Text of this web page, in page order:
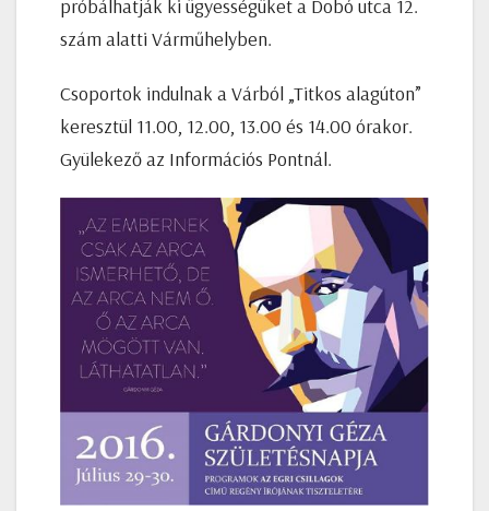
próbálhatják ki ügyességüket a Dobó utca 12.
szám alatti Várműhelyben.
Csoportok indulnak a Várból „Titkos alagúton”
keresztül 11.00, 12.00, 13.00 és 14.00 órakor.
Gyülekező az Információs Pontnál.